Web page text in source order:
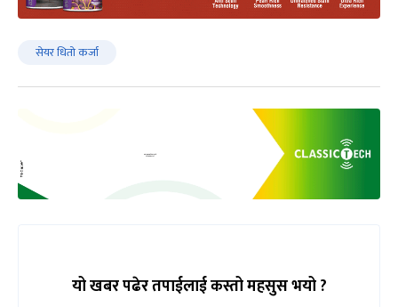
सेयर धितो कर्जा
यो खबर पढेर तपाईलाई कस्तो महसुस भयो ?